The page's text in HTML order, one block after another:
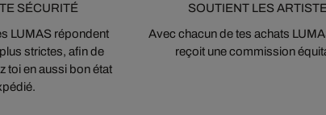
SÉCURITÉ
LUMAS répondent
strictes, afin de
toi en aussi bon état
SOUTIENT LES
Avec chacun de tes achats
reçoit une commission